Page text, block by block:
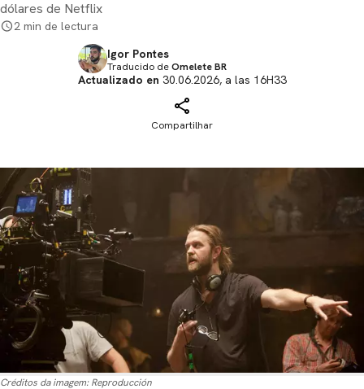
dólares de Netflix
2 min de lectura
Igor Pontes
Traducido deOmelete BR
Actualizado en 30.06.2026, a las 16H33
Compartilhar
Créditos da imagem: Reproducción